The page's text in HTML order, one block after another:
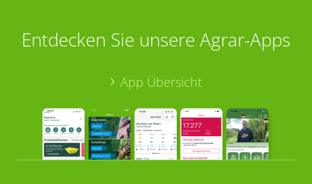
Entdecken Sie unsere Agrar-Apps
App Übersicht